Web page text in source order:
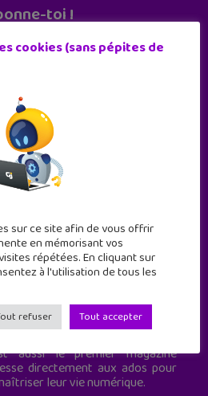
toi !
numéros par an
site de culture numérique
aussi le premier magazine
directement aux ados pour
leur vie numérique.
cookies (sans pépites de
sur ce site afin de vous offrir
en mémorisant vos
répétées. En cliquant sur
à l'utilisation de tous les
refuser Tout accepter